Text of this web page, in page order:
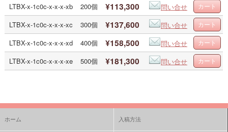
LTBX-x-1c0c-x-x-x-xb
200個 ¥113,300
問い合せ
LTBX-x-1c0c-x-x-x-xc
300個 ¥137,600
問い合せ
LTBX-x-1c0c-x-x-x-xd
400個 ¥158,500
問い合せ
LTBX-x-1c0c-x-x-x-xe
500個 ¥181,300 問い合せ
ホーム 入稿方法